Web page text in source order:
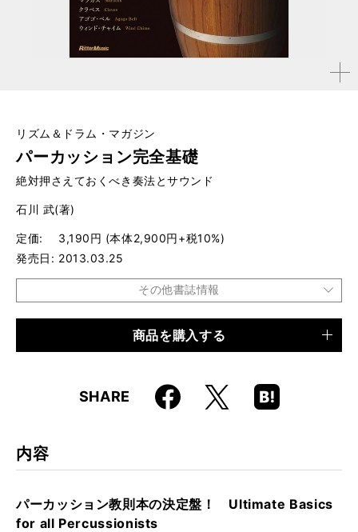
拡大す
リズム＆ドラム・マガジン
パーカッション完全基礎
絶対押さえておくべき奏法とサウンド
石川 武(著)
定価
3,190円 (本体2,900円+税10%)
発売日
2013.03.25
その他書誌情報
9784845622160
商品を購入する
SHARE Faceboo
k
X
Hatena
Boo
内容
パーカッション教則本の決定盤！ Ultimate Basics
for all Percussionists